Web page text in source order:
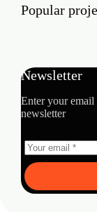
Popular
Newsletter
Enter your email
newsletter